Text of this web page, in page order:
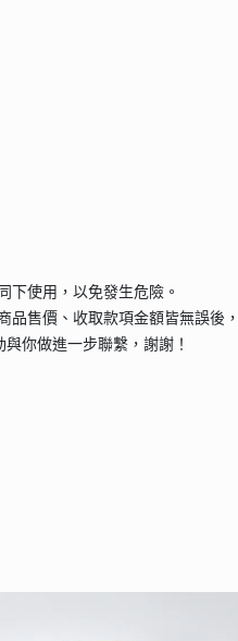
下使用，以免發生危險。
售價、收取款項金額皆無誤
你做進一步聯繫，謝謝！